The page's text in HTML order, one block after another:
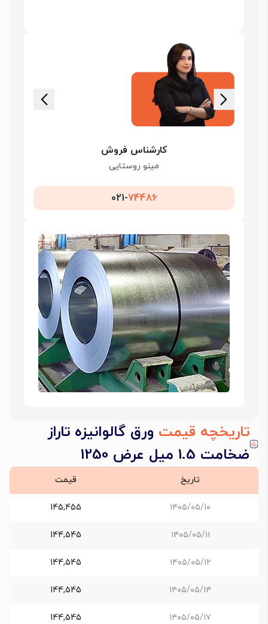
کارشناس فروش
مینو روستایی
021-74486
تاریخچه قیمت ورق گالوانیزه تاراز
ضخامت 1.5 میل عرض 1250
تاریخ قیمت
۱۴۰۵/۰۵/۱۰ 145,455
۱۴۰۵/۰۵/۱۱ 144,545
۱۴۰۵/۰۵/۱۲ 144,545
۱۴۰۵/۰۵/۱۴ 144,545
۱۴۰۵/۰۵/۱۷ 144,545